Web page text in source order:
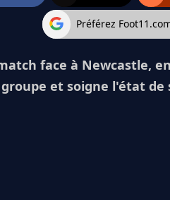
Préférez
face à Newcastle,
et soigne l'état de